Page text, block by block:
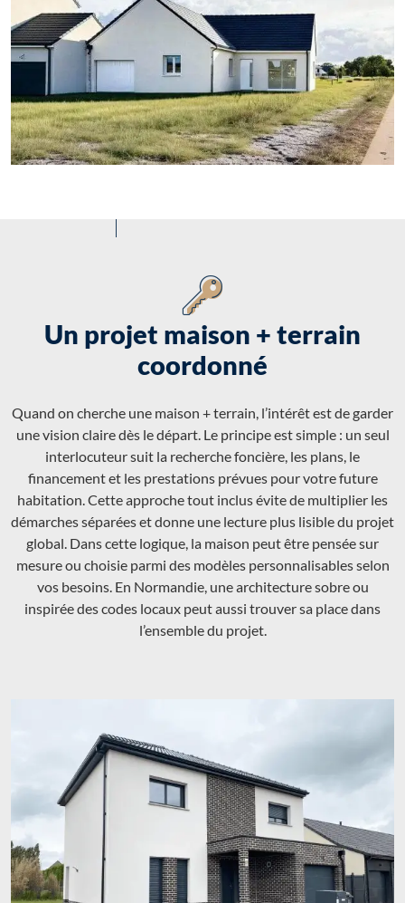
Un projet maison + terrain
coordonné
Quand on cherche une maison + terrain, l’intérêt est de garder
une vision claire dès le départ. Le principe est simple : un seul
interlocuteur suit la recherche foncière, les plans, le
financement et les prestations prévues pour votre future
habitation. Cette approche tout inclus évite de multiplier les
démarches séparées et donne une lecture plus lisible du projet
global. Dans cette logique, la maison peut être pensée sur
mesure ou choisie parmi des modèles personnalisables selon
vos besoins. En Normandie, une architecture sobre ou
inspirée des codes locaux peut aussi trouver sa place dans
l’ensemble du projet.